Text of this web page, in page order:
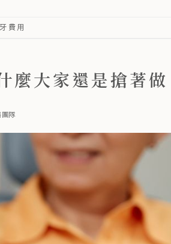
費用
麼大家還是搶著
隊